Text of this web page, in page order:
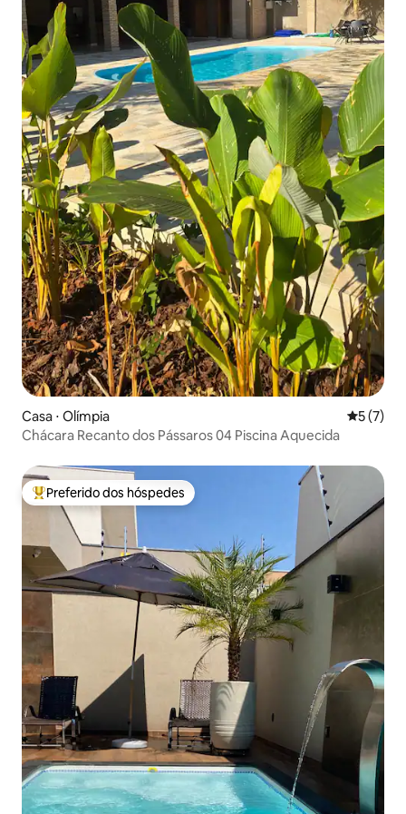
Casa ⋅ Olímpia 5 de
5 (7)
Chácara Recanto dos Pássaros 04 Piscina Aquecida
Entre os melhores preferidos dos hóspedes
Preferido dos hóspedes